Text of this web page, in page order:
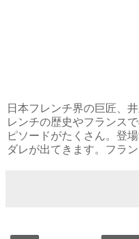
日本フレンチ界の巨匠、
レンチの歴史やフランス
ピソードがたくさん。登
ダレが出てきます。フラ